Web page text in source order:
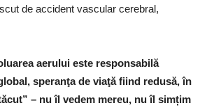
de accident vascular cerebral,
aerului este responsabilă
speranţa de viaţă fiind redusă, în
– nu îl vedem mereu, nu îl simțim